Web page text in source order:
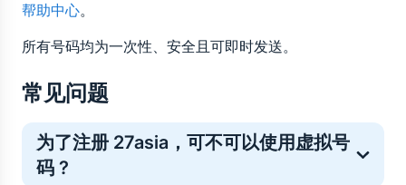
帮助中心。
所有号码均为一次性、安全且可即时发送。
常见问题
为了注册 27asia，可不可以使用虚拟号
码 ?